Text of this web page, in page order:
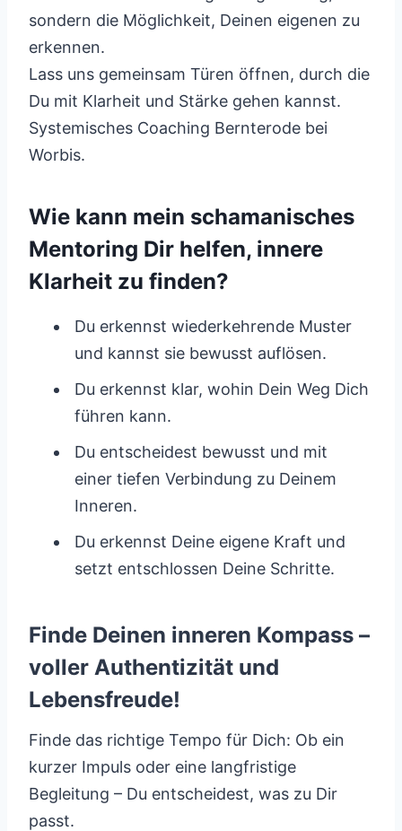
sondern die Möglichkeit, Deinen eigenen zu
erkennen.
Lass uns gemeinsam Türen öffnen, durch die
Du mit Klarheit und Stärke gehen kannst.
Systemisches Coaching Bernterode bei
Worbis.
Wie kann mein schamanisches
Mentoring Dir helfen, innere
Klarheit zu finden?
Du erkennst wiederkehrende Muster
und kannst sie bewusst auflösen.
Du erkennst klar, wohin Dein Weg Dich
führen kann.
Du entscheidest bewusst und mit
einer tiefen Verbindung zu Deinem
Inneren.
Du erkennst Deine eigene Kraft und
setzt entschlossen Deine Schritte.
Finde Deinen inneren Kompass –
voller Authentizität und
Lebensfreude!
Finde das richtige Tempo für Dich: Ob ein
kurzer Impuls oder eine langfristige
Begleitung – Du entscheidest, was zu Dir
passt.